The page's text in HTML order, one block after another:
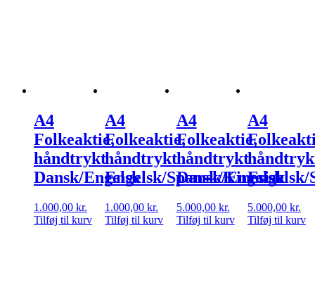
A4
Folkeaktie,
håndtrykt
Dansk/Engelsk
1.000,00 kr.
Tilføj til kurv
A4
Folkeaktie,
håndtrykt
Engelsk/Spansk/Kinesisk
1.000,00kr.
Tilføj til kurv
A4
Folkeaktie,
håndtrykt
Dansk/Engelsk
5.000,00 kr.
Tilføj til kurv
A4
Engelsk/
5.000,00 kr.
Tilføj til kurv